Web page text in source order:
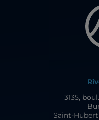
3135,
Saint-Hubert